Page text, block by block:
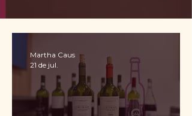
Martha Caus
21 de jul.